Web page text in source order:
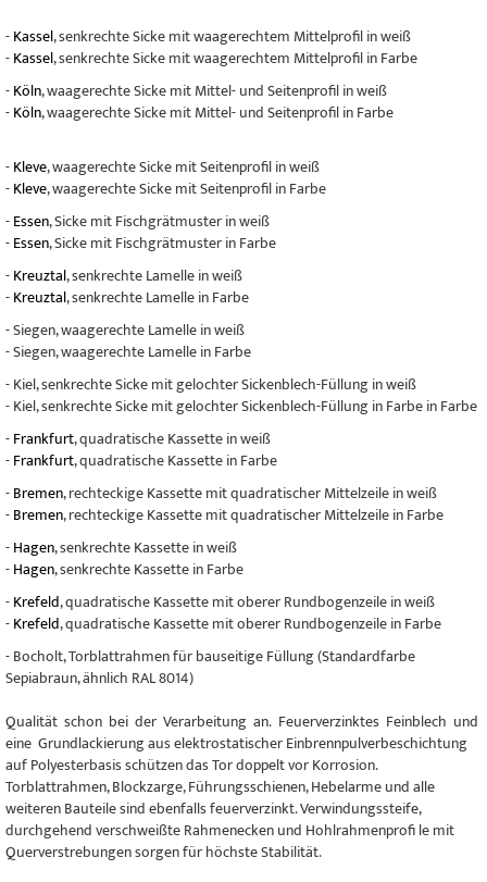
-Kassel, senkrechte Sicke mit waagerechtem Mittelprofil in weiß
-Kassel, senkrechte Sicke mit waagerechtem Mittelprofil in Farbe
-Köln, waagerechte Sicke mit Mittel- und Seitenprofil in weiß
-Köln, waagerechte Sicke mit Mittel- und Seitenprofil in Farbe
-Kleve, waagerechte Sicke mit Seitenprofil in weiß
-Kleve, waagerechte Sicke mit Seitenprofil in Farbe
-Essen, Sicke mit Fischgrätmuster in weiß
-Essen, Sicke mit Fischgrätmuster in Farbe
-Kreuztal, senkrechte Lamelle in weiß
-Kreuztal, senkrechte Lamelle in Farbe
- Siegen, waagerechte Lamelle in weiß
- Siegen, waagerechte Lamelle in Farbe
- Kiel, senkrechte Sicke mit gelochter Sickenblech-Füllung in weiß
- Kiel, senkrechte Sicke mit gelochter Sickenblech-Füllung in Farbe in Farbe
-Frankfurt, quadratische Kassette in weiß
-Frankfurt, quadratische Kassette in Farbe
-Bremen, rechteckige Kassette mit quadratischer Mittelzeile in weiß
-Bremen, rechteckige Kassette mit quadratischer Mittelzeile in Farbe
-Hagen, senkrechte Kassette in weiß
-Hagen, senkrechte Kassette in Farbe
-Krefeld, quadratische Kassette mit oberer Rundbogenzeile in weiß
-Krefeld, quadratische Kassette mit oberer Rundbogenzeile in Farbe
- Bocholt, Torblattrahmen für bauseitige Füllung (Standardfarbe
Sepiabraun, ähnlich RAL 8014)
Qualität schon bei der Verarbeitung an. Feuerverzinktes Feinblech und
eine Grundlackierung aus elektrostatischer Einbrennpulverbeschichtung
auf Polyesterbasis schützen das Tor doppelt vor Korrosion.
Torblattrahmen, Blockzarge, Führungsschienen, Hebelarme und alle
weiteren Bauteile sind ebenfalls feuerverzinkt. Verwindungssteife,
durchgehend verschweißte Rahmenecken und Hohlrahmenprofi le mit
Querverstrebungen sorgen für höchste Stabilität.